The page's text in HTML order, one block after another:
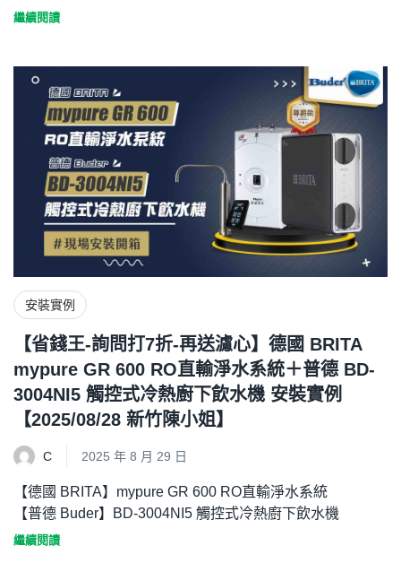
繼續閱讀
安裝實例
【省錢王-詢問打7折-再送濾心】德國 BRITA
mypure GR 600 RO直輸淨水系統＋普德 BD-
3004NI5 觸控式冷熱廚下飲水機 安裝實例
【2025/08/28 新竹陳小姐】
C 2025 年 8 月 29 日
【德國 BRITA】mypure GR 600 RO直輸淨水系統
【普德 Buder】BD-3004NI5 觸控式冷熱廚下飲水機
繼續閱讀